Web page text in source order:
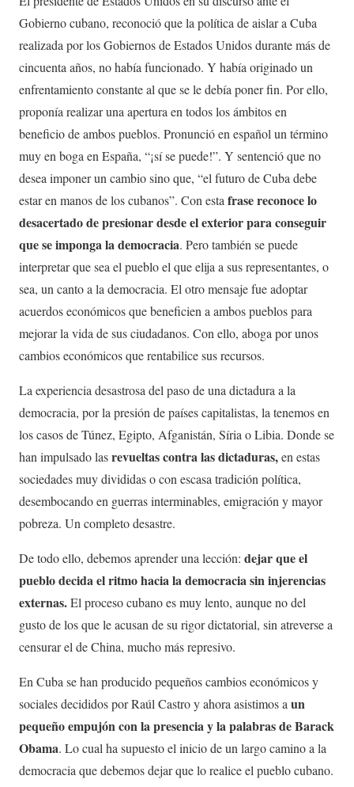
Gobierno cubano, reconoció que la política de aislar a Cuba
realizada por los Gobiernos de Estados Unidos durante más de
cincuenta años, no había funcionado. Y había originado un
enfrentamiento constante al que se le debía poner fin. Por ello,
proponía realizar una apertura en todos los ámbitos en
beneficio de ambos pueblos. Pronunció en español un término
muy en boga en España, “¡sí se puede!”. Y sentenció que no
desea imponer un cambio sino que, “el futuro de Cuba debe
estar en manos de los cubanos”. Con esta frase reconoce lo
desacertado de presionar desde el exterior para conseguir
que se imponga la democracia. Pero también se puede
interpretar que sea el pueblo el que elija a sus representantes, o
sea, un canto a la democracia. El otro mensaje fue adoptar
acuerdos económicos que beneficien a ambos pueblos para
mejorar la vida de sus ciudadanos. Con ello, aboga por unos
cambios económicos que rentabilice sus recursos.
La experiencia desastrosa del paso de una dictadura a la
democracia, por la presión de países capitalistas, la tenemos en
los casos de Túnez, Egipto, Afganistán, Síria o Libia. Donde se
han impulsado lasrevueltas contra las dictaduras,en estas
sociedades muy divididas o con escasa tradición política,
desembocando en guerras interminables, emigración y mayor
pobreza. Un completo desastre.
De todo ello, debemos aprender una lección: dejar que el
pueblo decida el ritmo hacia la democracia sin injerencias
externas.El proceso cubano es muy lento, aunque no del
gusto de los que le acusan de su rigor dictatorial, sin atreverse a
censurar el de China, mucho más represivo.
En Cuba se han producido pequeños cambios económicos y
sociales decididos por Raúl Castro y ahora asistimos a un
pequeño empujón con la presencia y la palabras de Barack
Obama. Lo cual ha supuesto el inicio de un largo camino a la
democracia que debemos dejar que lo realice el pueblo cubano.